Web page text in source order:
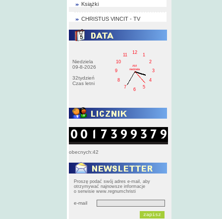
Książki
CHRISTUS VINCIT - TV
Niedziela
09-8-2026
32tydzień
Czas letni
1
2
3
4
5
6
7
8
9
10
11
12
AM
niedziela
obecnych:42
Proszę podać swój adres e-mail, aby
otrzymywać najnowsze informacje
o serwisie www.regnumchristi
e-mail